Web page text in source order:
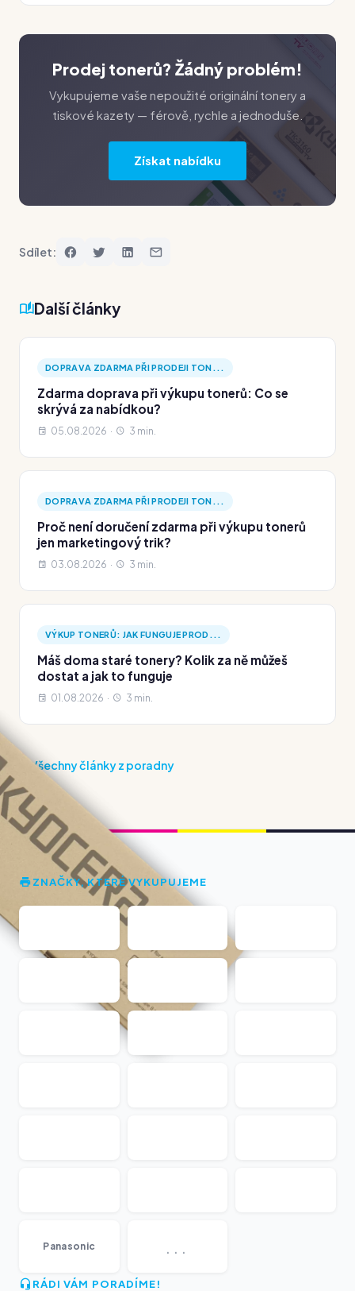
Prodej tonerů? Žádný problém!
Vykupujeme vaše nepoužité originální tonery a
tiskové kazety — férově, rychle a jednoduše.
Získat nabídku
Sdílet:
Další články
DOPRAVA ZDARMA PŘI PRODEJI TON...
Zdarma doprava při výkupu tonerů: Co se
skrývá za nabídkou?
05.08.2026 · 3 min.
DOPRAVA ZDARMA PŘI PRODEJI TON...
Proč není doručení zdarma při výkupu tonerů
jen marketingový trik?
03.08.2026 · 3 min.
VÝKUP TONERŮ: JAK FUNGUJE PROD...
Máš doma staré tonery? Kolik za ně můžeš
dostat a jak to funguje
01.08.2026 · 3 min.
Všechny články z poradny
ZNAČKY, KTERÉ VYKUPUJEME
Panasonic ...
RÁDI VÁM PORADÍME!